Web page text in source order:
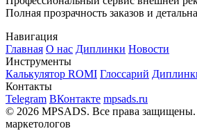
Полная прозрачность заказов и
Навигация
Главная О нас Диплинки Новости
Инструменты
Калькулятор ROMI Глоссарий
Контакты
Telegram ВКонтакте mpsads.ru
© 2026 MPSADS. Все права защищены.
маркетологов